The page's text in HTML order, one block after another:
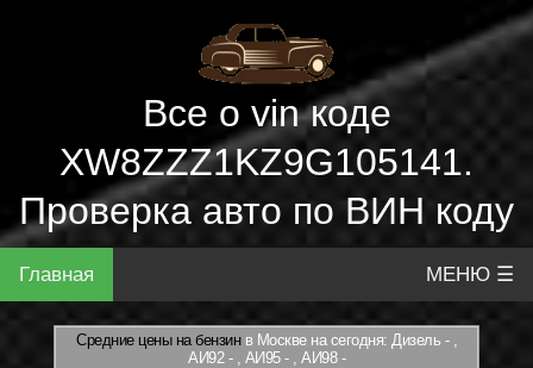
Все о vin коде
XW8ZZZ1KZ9G105141.
Проверка авто по ВИН коду
Главная МЕНЮ ☰
Средние цены на бензинв Москве на сегодня: Дизель - ,
АИ92 - , АИ95 - , АИ98 -